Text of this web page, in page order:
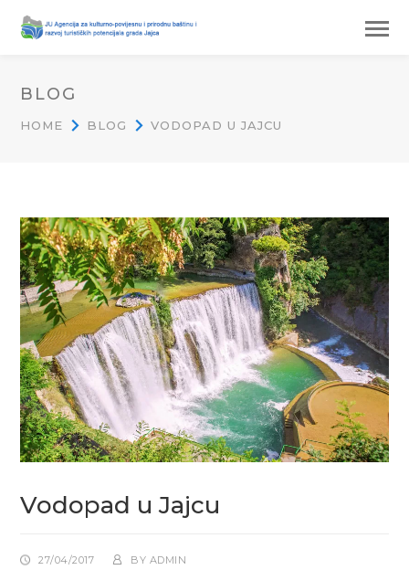
BLOG
HOME BLOG VODOPAD U JAJCU
Vodopad u Jajcu
27/04/2017 BY ADMIN